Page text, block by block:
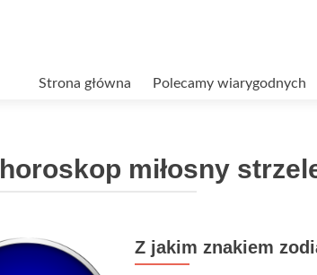
Strona główna Polecamy wiarygodnych
horoskop miłosny
Z jakim znakiem